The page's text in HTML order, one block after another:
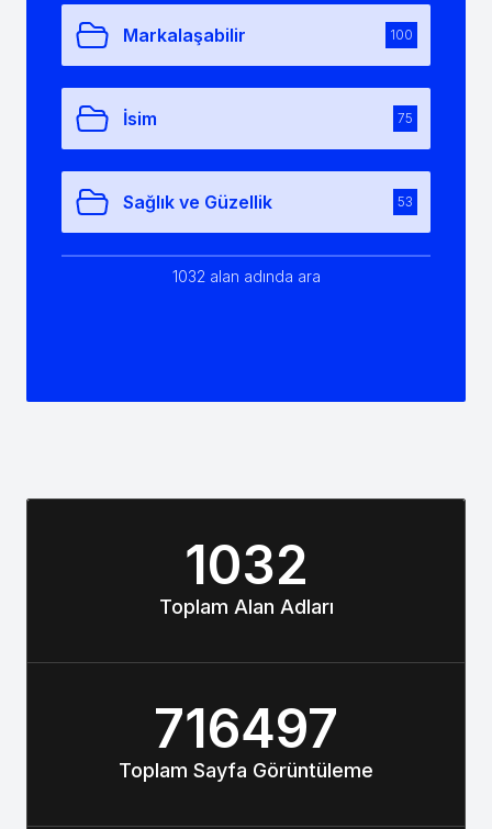
Markalaşabilir 100
İsim 75
Sağlık ve Güzellik 53
1032 alan adında ara
1032
Toplam Alan Adları
716497
Toplam Sayfa Görüntüleme